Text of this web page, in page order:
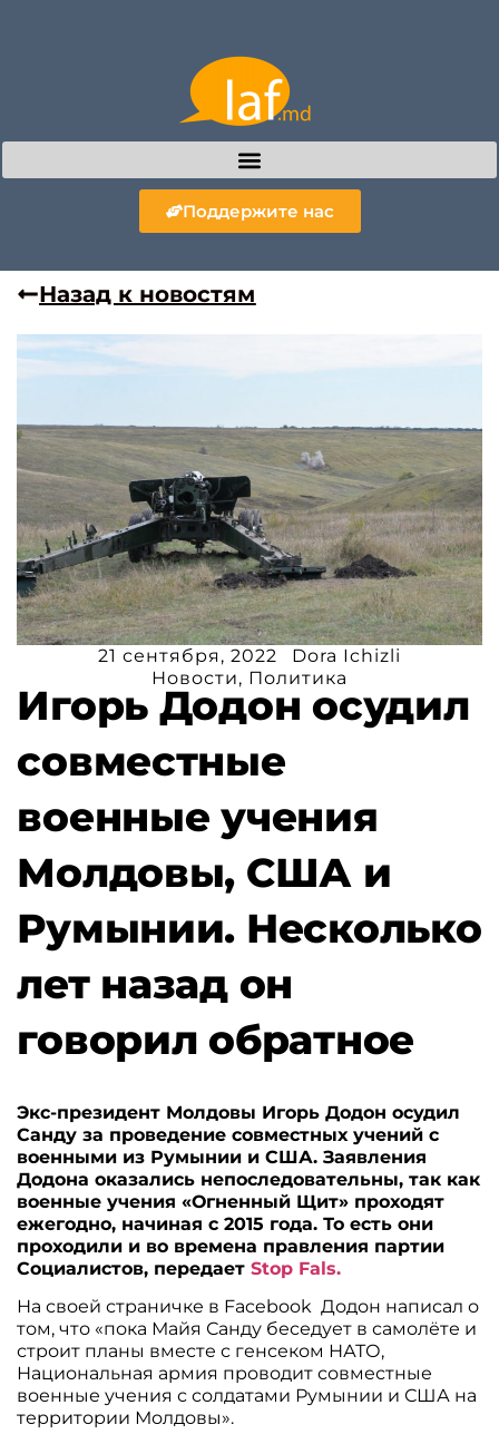
Поддержите нас
Назад к новостям
21 сентября, 2022
Dora Ichizli
Новости, Политика
Игорь Додон осудил
совместные
военные учения
Молдовы, США и
Румынии. Несколько
лет назад он
говорил обратное
Экс-президент Молдовы Игорь Додон осудил
Санду за проведение совместных учений с
военными из Румынии и США. Заявления
Додона оказались непоследовательны, так как
военные учения «Огненный Щит» проходят
ежегодно, начиная с 2015 года. То есть они
проходили и во времена правления партии
Социалистов, передаетStop Fals.
На своей страничке в Facebook Додон написал о
том, что «пока Майя Санду беседует в самолёте и
строит планы вместе с генсеком НАТО,
Национальная армия проводит совместные
военные учения с солдатами Румынии и США на
территории Молдовы».